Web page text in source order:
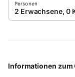
Personen
2 Erwachsene, 0
Informationen zum